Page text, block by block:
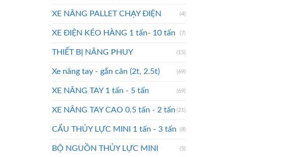
XE NÂNG PALLET CHẠY ĐIỆN (4)
XE ĐIỆN KÉO HÀNG 1 tấn- 10 tấn (7)
THIẾT BỊ NÂNG PHUY (15)
Xe nâng tay - gắn cân (2t, 2.5t) (69)
XE NÂNG TAY 1 tấn - 5 tấn (69)
XE NÂNG TAY CAO 0.5 tấn - 2 tấn (21)
CẨU THỦY LỰC MINI 1 tấn - 3 tấn (8)
BỘ NGUỒN THỦY LỰC MINI (5)